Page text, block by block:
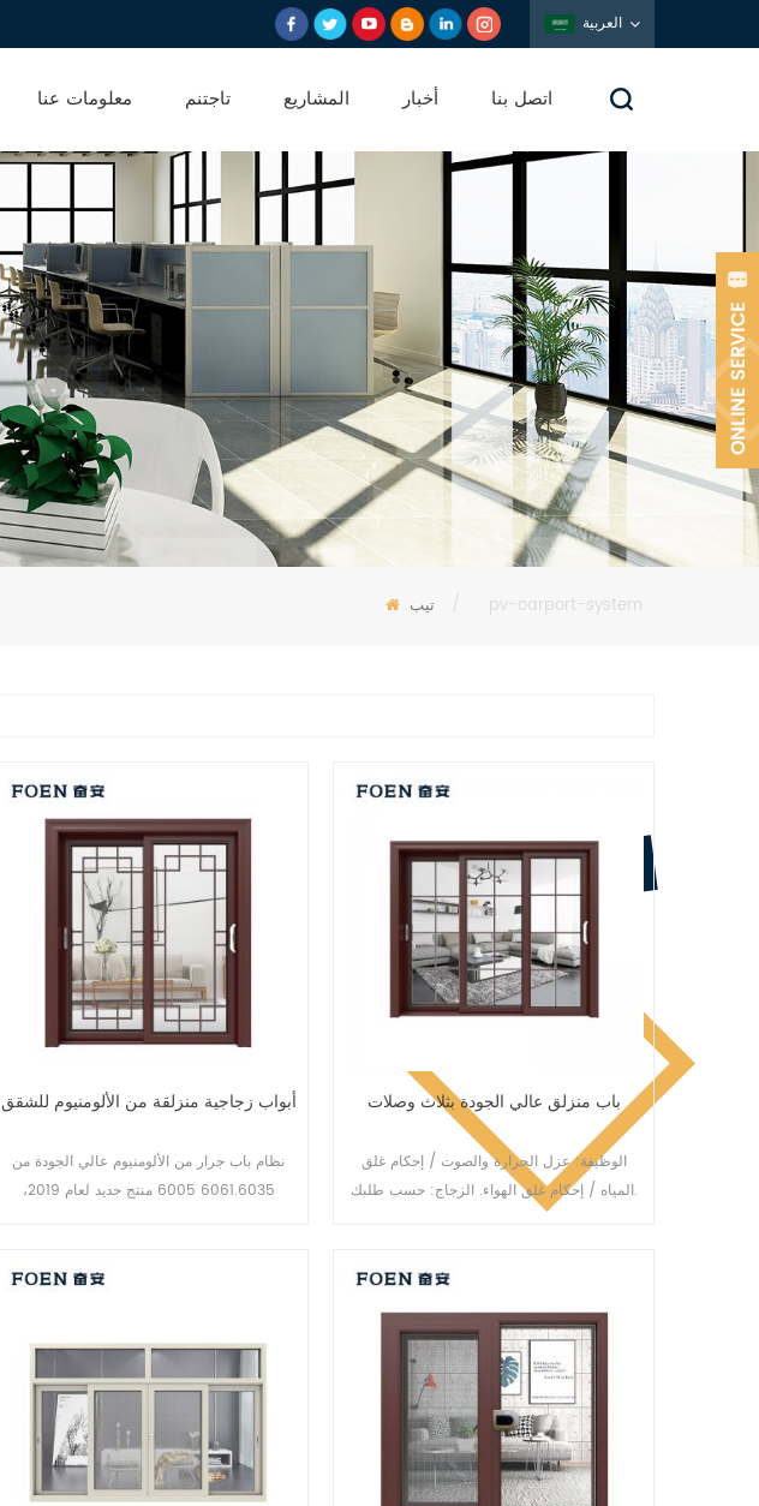
العربية
معلومات عنا تاجتنم المشاريع أخبار اتصل بنا
تيب / pv-carport-system
أبواب زجاجية منزلقة من الألومنيوم للشقق
نظام باب جرار من الألومنيوم عالي الجودة من
6061.6035 6005 منتج جديد لعام 2019،
باب منزلق عالي الجودة بثلاث وصلات
الوظيفة: عزل الحرارة والصوت / إحكام غلق
المياه / إحكام غلق الهواء. الزجاج: حسب طلبك.